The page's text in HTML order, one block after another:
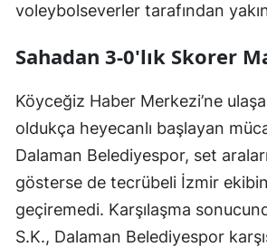
voleybolseverler tarafından
Sahadan 3-0'lık Skorer
Köyceğiz Haber Merkezi’ne
oldukça heyecanlı başlayan
Dalaman Belediyespor, set
gösterse de tecrübeli İzmir
geçiremedi. Karşılaşma
S.K., Dalaman Belediyespor